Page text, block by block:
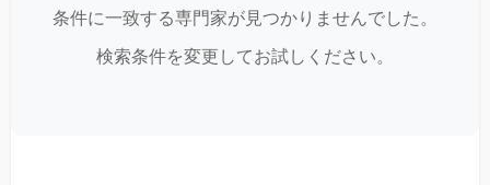
条件に一致する専門家が見つかりませんでした。
検索条件を変更してお試しください。